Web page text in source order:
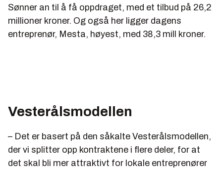
Sønner an til å få oppdraget, med et tilbud på 26,2
millioner kroner. Og også her ligger dagens
entreprenør, Mesta, høyest, med 38,3 mill kroner.
Vesterålsmodellen
– Det er basert på den såkalte Vesterålsmodellen,
der vi splitter opp kontraktene i flere deler, for at
det skal bli mer attraktivt for lokale entreprenører